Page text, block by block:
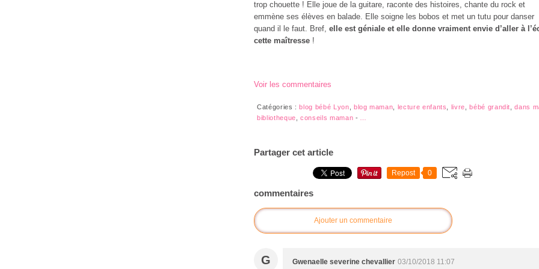
trop chouette ! Elle joue de la guitare, raconte des histoires, chante du rock et
emmène ses élèves en balade. Elle soigne les bobos et met un tutu pour danser
quand il le faut. Bref, elle est géniale et elle donne vraiment envie d’aller à
cette maîtresse !
Voir les commentaires
Catégories :blog bébé Lyon blog maman lecture enfants livre ,bébé grandit ,dans
bibliotheque ,conseils maman -
Partager cet article
Repost 0
commentaires
Ajouter un commentaire
G Gwenaelle severine chevallier 03/10/2018 11:07